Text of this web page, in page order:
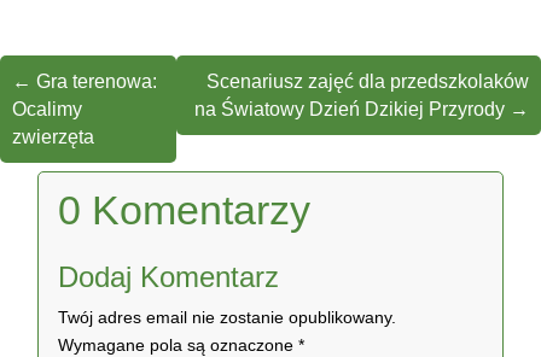
← Gra terenowa:
Ocalimy
zwierzęta
Scenariusz zajęć dla przedszkolaków
na Światowy Dzień Dzikiej Przyrody →
0 Komentarzy
Dodaj Komentarz
Twój adres email nie zostanie opublikowany.
Wymagane pola są oznaczone*